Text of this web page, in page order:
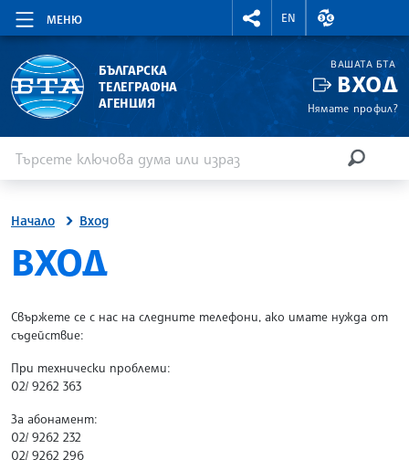
МЕНЮ
RIGHTMENU.SOCIAL
EN
ВАЛУТНИ
БЪЛГАРСКА
ТЕЛЕГРАФНА
АГЕНЦИЯ
ВАШАТА БТА
ВХОД
Нямате профил?
Начало Вход
SITE.BTA
ВХОД
Свържете се с нас на следните телефони, ако имате нужда от
съдействие:
При технически проблеми:
02/ 9262 363
За абонамент:
02/ 9262 232
02/ 9262 296